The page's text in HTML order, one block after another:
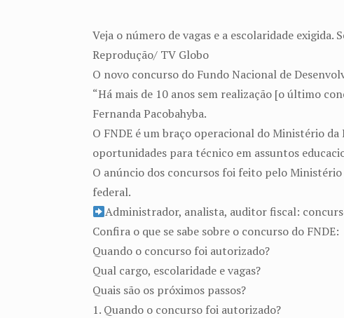
Veja o número de vagas e a escolaridade
Reprodução/ TV Globo
O novo concurso do Fundo Nacional de
“Há mais de 10 anos sem realização [o último
Fernanda Pacobahyba.
O FNDE é um braço operacional do Ministério
oportunidades para técnico em assuntos
O anúncio dos concursos foi feito pelo
federal.
Administrador, analista, auditor fiscal:
Confira o que se sabe sobre o concurso do FNDE:
Quando o concurso foi autorizado?
Qual cargo, escolaridade e vagas?
Quais são os próximos passos?
1. Quando o concurso foi autorizado?